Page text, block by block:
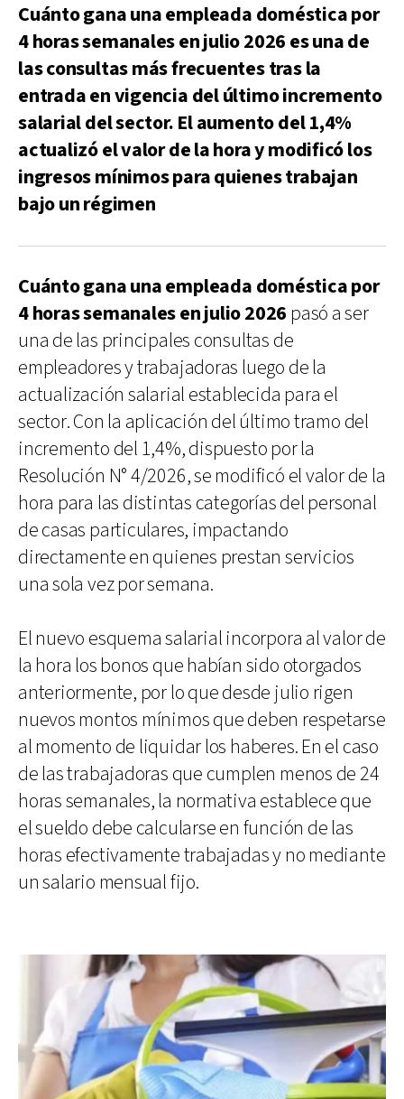
Cuánto gana una empleada doméstica por
4 horas semanales en julio 2026 es una de
las consultas más frecuentes tras la
entrada en vigencia del último incremento
salarial del sector. El aumento del 1,4%
actualizó el valor de la hora y modificó los
ingresos mínimos para quienes trabajan
bajo un régimen
Cuánto gana una empleada doméstica por
4 horas semanales en julio 2026 pasó a ser
una de las principales consultas de
empleadores y trabajadoras luego de la
actualización salarial establecida para el
sector. Con la aplicación del último tramo del
incremento del 1,4%, dispuesto por la
Resolución N° 4/2026, se modificó el valor de la
hora para las distintas categorías del personal
de casas particulares, impactando
directamente en quienes prestan servicios
una sola vez por semana.
El nuevo esquema salarial incorpora al valor de
la hora los bonos que habían sido otorgados
anteriormente, por lo que desde julio rigen
nuevos montos mínimos que deben respetarse
al momento de liquidar los haberes. En el caso
de las trabajadoras que cumplen menos de 24
horas semanales, la normativa establece que
el sueldo debe calcularse en función de las
horas efectivamente trabajadas y no mediante
un salario mensual fijo.